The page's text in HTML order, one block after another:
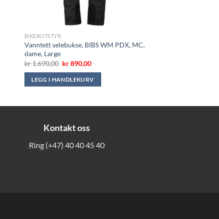
BIKERUTSTYR
Vanntett selebukse, BIBS WM PDX, MC,
dame, Large
kr1.690,00 Opprinnelig
var:
kr 1.690,00.
kr890,00Nåværende
er:
kr 890,00.
LEGG I HANDLEKURV
Kontakt oss
Ring (+47) 40 40 45 40